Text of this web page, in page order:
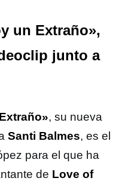
un Extraño»,
junto a
, su nueva
Santi Balmes, es el
para el que ha
de Love of